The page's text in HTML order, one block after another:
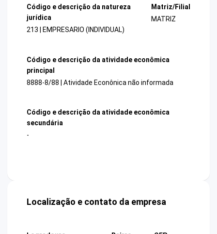
Código e descrição da natureza
jurídica
213 | EMPRESARIO (INDIVIDUAL)
Matriz/Filial
MATRIZ
Código e descrição da atividade econômica
principal
8888-8/88 | Atividade Econônica não informada
Código e descrição da atividade econômica
secundária
-
Localização e contato da empresa